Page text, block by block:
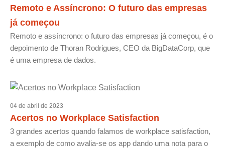
Remoto e Assíncrono: O futuro das empresas
já começou
Remoto e assíncrono: o futuro das empresas já começou, é o
depoimento de Thoran Rodrigues, CEO da BigDataCorp, que
é uma empresa de dados.
04 de abril de 2023
Acertos no Workplace Satisfaction
3 grandes acertos quando falamos de workplace satisfaction,
a exemplo de como avalia-se os app dando uma nota para o